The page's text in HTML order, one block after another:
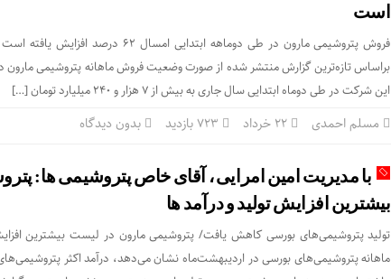
است
فروش پتروشیمی مارون در طی دوماهه
براساس تازه‌ترین گزارش منتشر شده از صورت وضعیت فروش ماهانه پتروشیمی مارون
این شرکت در طی دوماه ابتدایی سال جاری به بیش از ۷ هزار و ۲۴۰ میلیارد تومان […]
مسلم احمدی بدون دیدگاه
با مدیریت امین امرایی ، آقای خاص پتروشیمی ها:
بیشترین افزایش تولید و درآمد ها
تولید پتروشیمی‌های بورسی کاهش یافت/ پتروشیمی مارون در لیست بیشترین
ماهانه پتروشیمی‌های بورسی در اردیبهشت‌ماه نشان می‌دهد، درآمد اکثر